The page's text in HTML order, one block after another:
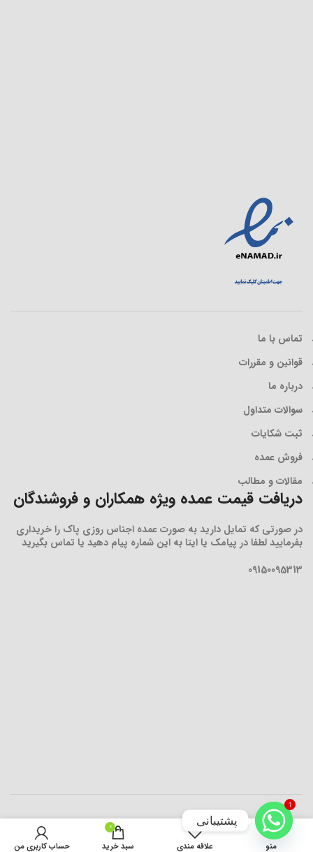
تماس با ما
قوانین و مقررات
درباره ما
سوالات متداول
ثبت شکایات
فروش عمده
مقالات و مطالب
دریافت قیمت عمده ویژه همکاران و فروشندگان
در صورتی که تمایل دارید به صورت عمده اجناس روزی پاک را خریداری
بفرمایید لطفا در پیامک یا ایتا به این شماره پیام دهید یا تماس بگیرید
09150095313
افزودن به سبد خرید
منو علاقه مندی
0
سبد خرید حساب کاربری من
1
پشتیبانی